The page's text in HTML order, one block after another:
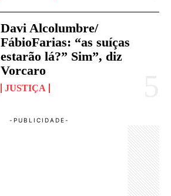
Davi Alcolumbre/
FábioFarias: “as suíças
estarão lá?” Sim”, diz
Vorcaro
JUSTIÇA